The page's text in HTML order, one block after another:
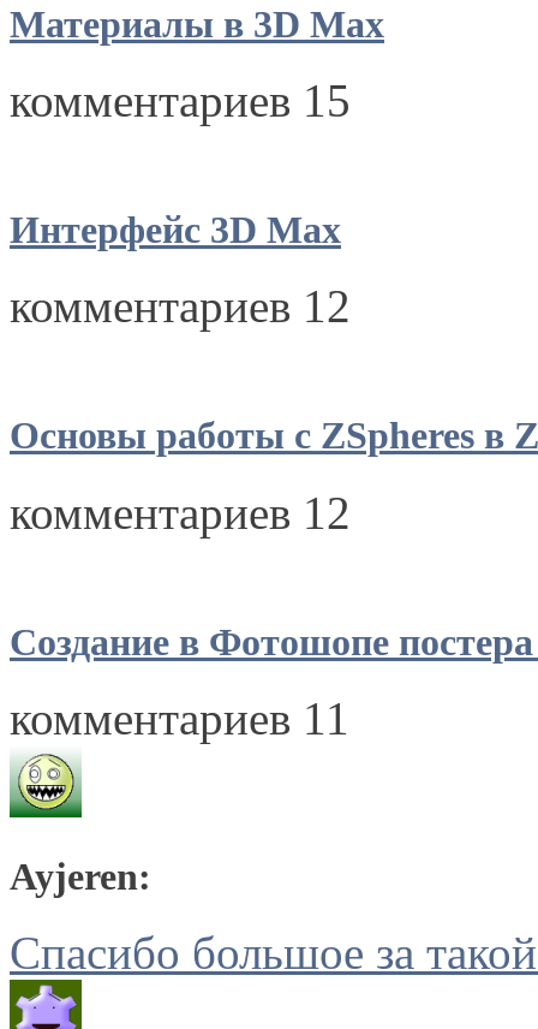
Материалы в 3D Max
комментариев 15
Интерфейс 3D Max
комментариев 12
Основы работы с ZSpheres в
комментариев 12
Создание в Фотошопе
комментариев 11
Ayjeren:
Спасибо большое за